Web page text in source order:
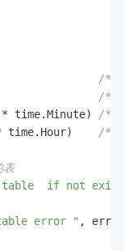
/*设置
/*设置
* time.Minute) /*设置
time.Hour) /*设置
table  if not exists
error " , err)